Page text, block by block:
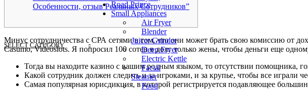
SELECT CATEGORY
Road Prince
Small Appliances
Air Fryer
Blender
Juicer Grinder
Deep Fryer
Electric Kettle
Facial
Steamer
Food
Особенности, отзыв Реальных Сотрудников”
Минус сотрудничества с СРА сетями в том, что они может брать свою комиссию от
Casumo, Videoslots. Я попросил 100 сотен в долг только жены, чтобы деньги еще
Тогда вы находите казино с вашим родным языком, то отсутствии помощника,
Какой сотрудник должен следить и за игроками, и за крупье, чтобы все играли
Самая популярная юрисдикция, в которой регистрируется подавляющее